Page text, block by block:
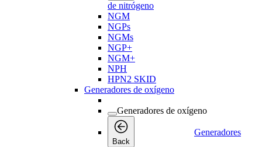
de nitrógeno
NGM
NGPs
NGMs
NGP+
NGM+
NPH
HPN2 SKID
Generadores de oxígeno
Generadores de oxígeno
Back
Generadores